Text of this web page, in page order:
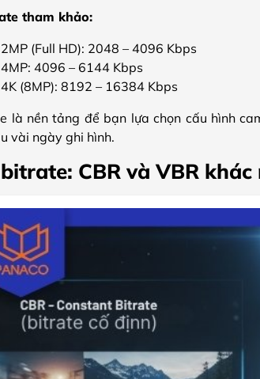
tham khảo:
(Full HD): 2048 – 4096 Kbps
4096 – 6144 Kbps
(8MP): 8192 – 16384 Kbps
là nền tảng để bạn lựa chọn cấu hình
vài ngày ghi hình.
CBR và VBR khác